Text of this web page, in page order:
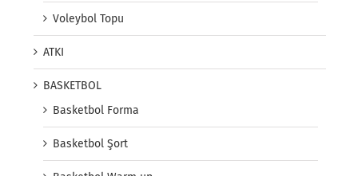
Voleybol Topu
ATKI
BASKETBOL
Basketbol Forma
Basketbol Şort